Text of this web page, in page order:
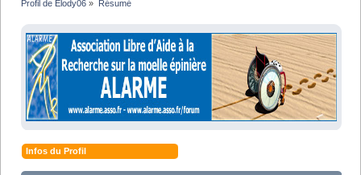
Profil de Elody06 » Résumé
Infos du Profil